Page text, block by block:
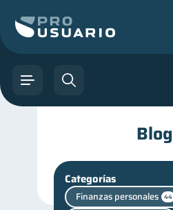
Blog
Categorías
Finanzas personales 44